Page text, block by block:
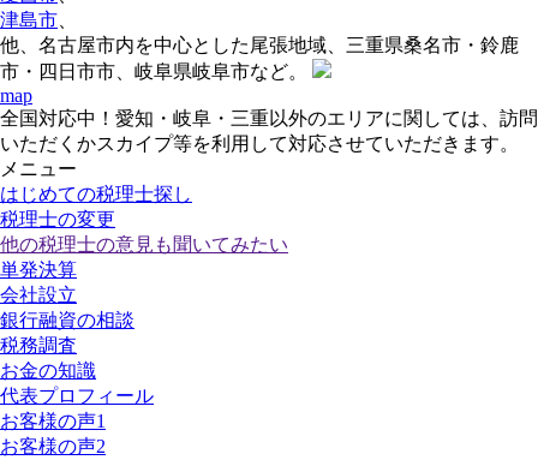
津島市
他、名古屋市内を中心とした尾張地域、三重県桑名市・鈴鹿
市・四日市市、岐阜県岐阜市など。
map
全国対応中！愛知・岐阜・三重以外のエリアに関しては、訪問
いただくかスカイプ等を利用して対応させていただきます。
メニュー
はじめての税理士探し
税理士の変更
他の税理士の意見も聞いてみたい
単発決算
会社設立
銀行融資の相談
税務調査
お金の知識
代表プロフィール
お客様の声1
お客様の声2